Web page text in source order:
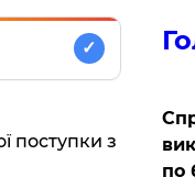
✓
поступки з
по